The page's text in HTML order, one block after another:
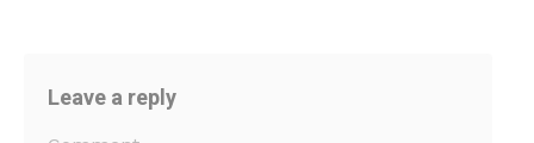
Leave a reply